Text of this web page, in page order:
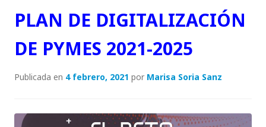
PLAN DE DIGITALIZACIÓN
DE PYMES 2021-2025
Publicada en 4 febrero, 2021 por Marisa Soria Sanz